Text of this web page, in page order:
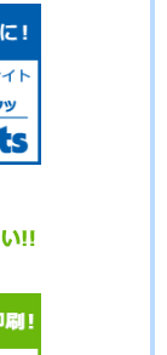
No.15-067
No.15-059